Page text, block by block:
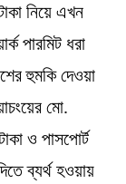
নিয়ে এখন
পারমিট ধরা
হুমকি দেওয়া
মো.
ও পাসপোর্ট
ব্যর্থ হওয়ায়